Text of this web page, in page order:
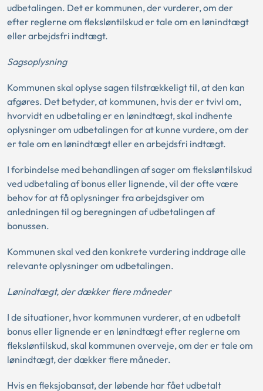
udbetalingen. Det er kommunen, der vurderer, om der
efter reglerne om fleksløntilskud er tale om en lønindtægt
eller arbejdsfri indtægt.
Sagsoplysning
Kommunen skal oplyse sagen tilstrækkeligt til, at den kan
afgøres. Det betyder, at kommunen, hvis der er tvivl om,
hvorvidt en udbetaling er en lønindtægt, skal indhente
oplysninger om udbetalingen for at kunne vurdere, om der
er tale om en lønindtægt eller en arbejdsfri indtægt.
I forbindelse med behandlingen af sager om fleksløntilskud
ved udbetaling af bonus eller lignende, vil der ofte være
behov for at få oplysninger fra arbejdsgiver om
anledningen til og beregningen af udbetalingen af
bonussen.
Kommunen skal ved den konkrete vurdering inddrage alle
relevante oplysninger om udbetalingen.
Lønindtægt, der dækker flere måneder
I de situationer, hvor kommunen vurderer, at en udbetalt
bonus eller lignende er en lønindtægt efter reglerne om
fleksløntilskud, skal kommunen overveje, om der er tale om
lønindtægt, der dækker flere måneder.
Hvis en fleksjobansat, der løbende har fået udbetalt